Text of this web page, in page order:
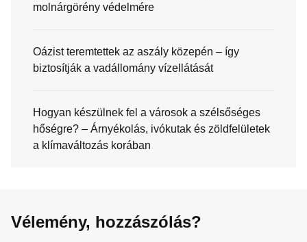
molnárgörény védelmére
Oázist teremtettek az aszály közepén – így
biztosítják a vadállomány vízellátását
Hogyan készülnek fel a városok a szélsőséges
hőségre? – Árnyékolás, ivókutak és zöldfelületek
a klímaváltozás korában
Vélemény, hozzászólás?